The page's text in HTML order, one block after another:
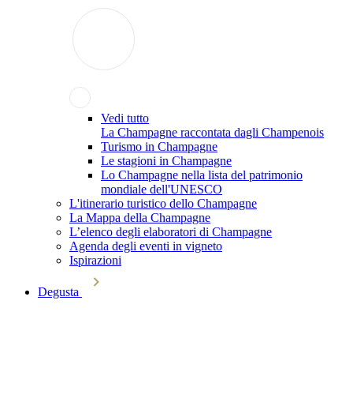
Vedi tutto
La Champagne raccontata dagli Champenois
Turismo in Champagne
Le stagioni in Champagne
Lo Champagne nella lista del patrimonio
mondiale dell'UNESCO
L'itinerario turistico dello Champagne
La Mappa della Champagne
L’elenco degli elaboratori di Champagne
Agenda degli eventi in vigneto
Ispirazioni
Degusta